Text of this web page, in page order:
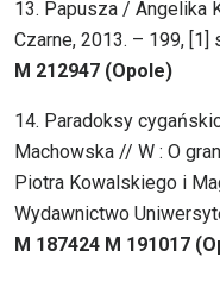
13. Papusza / Angelika
Czarne, 2013. – 199, [1]
M 212947 (Opole)
14. Paradoksy
Machowska // W : O
Piotra Kowalskiego i
Wydawnictwo
M 187424 M 191017